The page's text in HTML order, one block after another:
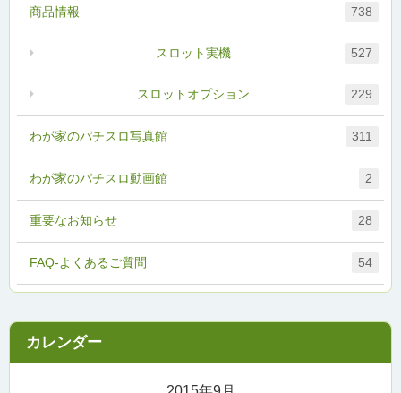
FAQ-よくあるご質問 54
わが家のパチスロ写真館 311
わが家のパチスロ動画館 2
商品情報 738
スロットオプション 229
スロット実機 527
重要なお知らせ 28